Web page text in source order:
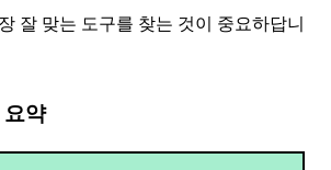
잘 맞는 도구를 찾는 것이 중요하답니
요약